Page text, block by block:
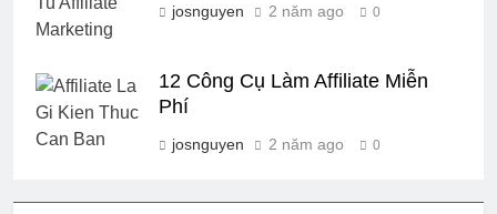
josnguyen 2 năm ago 0
12 Công Cụ Làm Affiliate Miễn
Phí
josnguyen 2 năm ago 0